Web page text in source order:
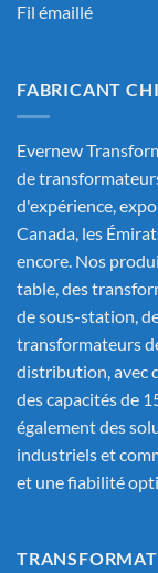
Fil émaillé
FABRICANT
Evernew
de
d'expérience,
Canada, les
encore. Nos
table, des
de sous-station,
transformateurs
distribution, avec
des capacités de
également des
industriels et
et une fiabilité